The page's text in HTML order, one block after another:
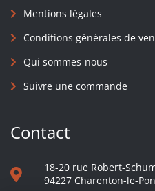
Mentions légales
Conditions générales de
Qui sommes-nous
Suivre une commande
Contact
18-20 rue Robert-
94227 Charenton-le-